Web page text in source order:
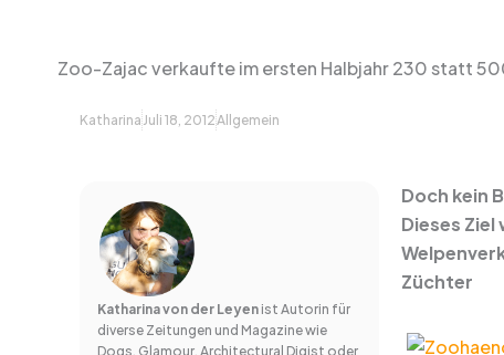
Zoo-Zajac verkaufte im ersten Halbjahr 230 statt
Katharina Juli 18, 2012Allgemein
Katharina von der Leyen ist Autorin für
diverse Zeitungen und Magazine wie
Dogs, Glamour, Architectural Digist oder
Doch kein
Dieses
Züchter